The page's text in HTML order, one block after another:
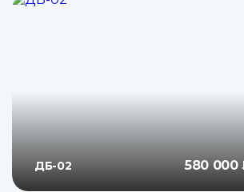
ДБ-02 580 000